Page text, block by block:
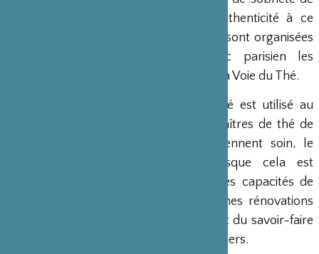
cet art, conférant ainsi une rare authenticité à ce
pavillon. Les cérémonies du thé qui y sont organisées
depuis éclairent auprès du public parisien les
profondes implications culturelles de la Voie du Thé.
Depuis sa création, le pavillon de thé est utilisé au
printemps et à l’automne par des Maîtres de thé de
différentes écoles de thé qui en prennent soin, le
nettoient selon les règles et lorsque cela est
nécessaire, le réparent. Cependant les capacités de
ces bénévoles sont limitées et certaines rénovations
demandent aujourd’hui non seulement du savoir-faire
mais également des matériaux particuliers.